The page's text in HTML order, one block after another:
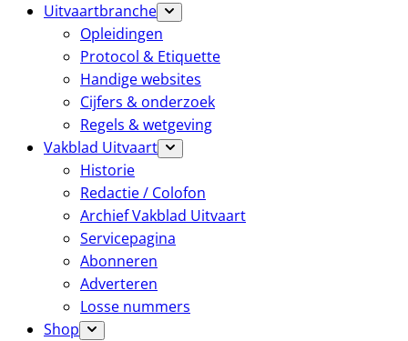
Uitvaartbranche
Opleidingen
Protocol & Etiquette
Handige websites
Cijfers & onderzoek
Regels & wetgeving
Vakblad Uitvaart
Historie
Redactie / Colofon
Archief Vakblad Uitvaart
Servicepagina
Abonneren
Adverteren
Losse nummers
Shop